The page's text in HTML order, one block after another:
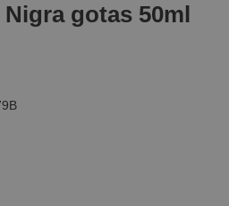
gotas 50ml